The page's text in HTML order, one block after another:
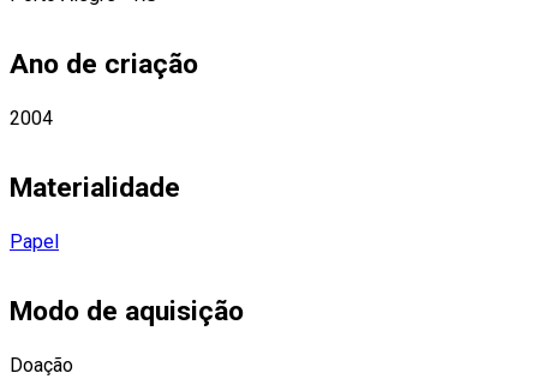
Ano de criação
2004
Materialidade
Papel
Modo de aquisição
Doação